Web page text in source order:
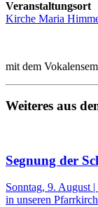
Veranstaltungsort
Kirche Maria
mit dem
Weiteres aus
Segnung der
Sonntag, 9. August
in unseren